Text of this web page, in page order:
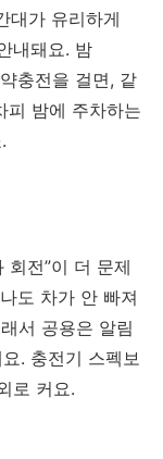
대가 유리하게
내돼요. 밤
충전을 걸면, 같
피 밤에 주차하는
회전”이 더 문제
도 차가 안 빠져
서 공용은 알림
. 충전기 스펙보
로 커요.